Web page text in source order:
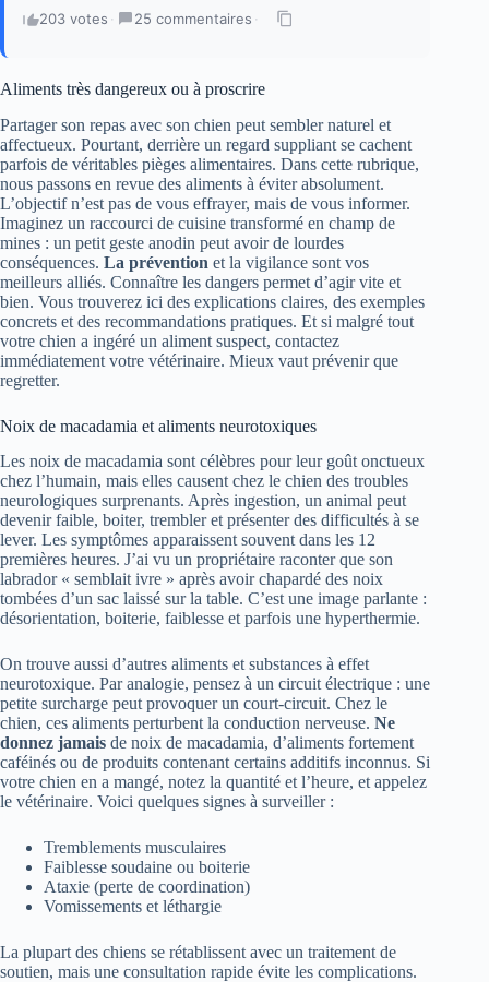
203 votes · 25 commentaires ·
Aliments très dangereux ou à proscrire
Partager son repas avec son chien peut sembler naturel et
affectueux. Pourtant, derrière un regard suppliant se cachent
parfois de véritables pièges alimentaires. Dans cette rubrique,
nous passons en revue des aliments à éviter absolument.
L’objectif n’est pas de vous effrayer, mais de vous informer.
Imaginez un raccourci de cuisine transformé en champ de
mines : un petit geste anodin peut avoir de lourdes
conséquences. La prévention et la vigilance sont vos
meilleurs alliés. Connaître les dangers permet d’agir vite et
bien. Vous trouverez ici des explications claires, des exemples
concrets et des recommandations pratiques. Et si malgré tout
votre chien a ingéré un aliment suspect, contactez
immédiatement votre vétérinaire. Mieux vaut prévenir que
regretter.
Noix de macadamia et aliments neurotoxiques
Les noix de macadamia sont célèbres pour leur goût onctueux
chez l’humain, mais elles causent chez le chien des troubles
neurologiques surprenants. Après ingestion, un animal peut
devenir faible, boiter, trembler et présenter des difficultés à se
lever. Les symptômes apparaissent souvent dans les 12
premières heures. J’ai vu un propriétaire raconter que son
labrador « semblait ivre » après avoir chapardé des noix
tombées d’un sac laissé sur la table. C’est une image parlante :
désorientation, boiterie, faiblesse et parfois une hyperthermie.
On trouve aussi d’autres aliments et substances à effet
neurotoxique. Par analogie, pensez à un circuit électrique : une
petite surcharge peut provoquer un court-circuit. Chez le
chien, ces aliments perturbent la conduction nerveuse. Ne
donnez jamais de noix de macadamia, d’aliments fortement
caféinés ou de produits contenant certains additifs inconnus. Si
votre chien en a mangé, notez la quantité et l’heure, et appelez
le vétérinaire. Voici quelques signes à surveiller :
Tremblements musculaires
Faiblesse soudaine ou boiterie
Ataxie (perte de coordination)
Vomissements et léthargie
La plupart des chiens se rétablissent avec un traitement de
soutien, mais une consultation rapide évite les complications.